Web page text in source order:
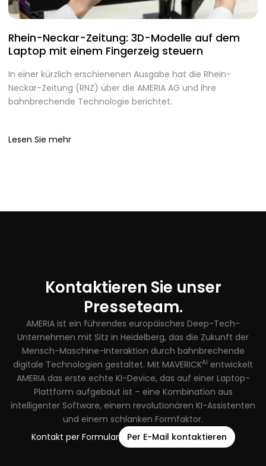
Rhein-Neckar-Zeitung: 3D-Modelle auf dem
Laptop mit einem Fingerzeig steuern
In einer kürzlich erschienenen Ausgabe hat die Rhein-
Neckar-Zeitung (RNZ) über die AMERIA AG und ihre
bahnbrechende Technologie berichtet.
Lesen Sie mehr
Kontaktieren Sie unser
Presseteam.
AMERIA ist ein führendes europäisches Deep-Tech-
Unternehmen mit Sitz in Heidelberg, das die Zukunft der
Mensch-Maschine-Interaktion durch bahnbrechende
digitale Technologien gestaltet. Mit MAVERICKAI entwickelt
AMERIA das erste echte KI-Device, das auf einer Laptop-
Plattform aufgebaut ist – eine Kombination aus
intelligenter Software, einem revolutionären KI-Assistenten
und einem schlanken Formfaktor.
Kontakt per Formular
Per E-Mail kontaktieren